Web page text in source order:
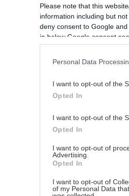
Please note that this
information including but
deny consent to Google
in below Google consent
Personal Data
I want to opt-out of the
Opted In
I want to opt-out of the
Opted In
I want to opt-out of
Advertising.
Opted In
I want to opt-out of
of my Personal Data